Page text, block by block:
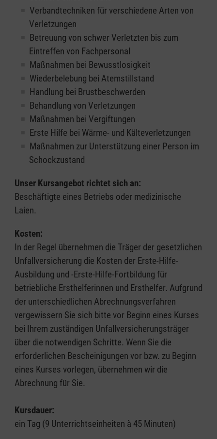
Verbandtechniken für verschiedene Arten von
Verletzungen
Betreuung von schwer Verletzten bis zum
Eintreffen von Fachpersonal
Maßnahmen bei Bewusstlosigkeit
Wiederbelebung bei Atemstillstand
Handlung bei Brustbeschwerden
Behandlung von Verletzungen
Maßnahmen bei Vergiftungen
Erste Hilfe bei Wärme- und Kälteverletzungen
Maßnahmen zur Unterstützung einer Person im
Schockzustand
Unser Kursangebot richtet sich an:
Beschäftigte eines Betriebs oder medizinische
Laien.
Kosten:
In der Regel übernehmen die Träger der gesetzlichen
Unfallversicherung die Kosten der Erste-Hilfe-
Ausbildung und -Erste-Hilfe-Fortbildung für
betriebliche Ersthelferinnen und Ersthelfer. Aufgrund
der unterschiedlichen Abrechnungsverfahren
vergewissern Sie sich bitte vor Beginn eines Kurses
bei Ihrem zuständigen Unfallversicherungsträger
über die notwendigen Schritte. Wenn Sie die
erforderlichen Bescheinigungen vor bzw. zu Beginn
eines Kurses vorlegen, übernehmen wir die
Abrechnung für Sie.
Kursdauer:
ein Tag (9 Unterrichtseinheiten à 45 Minuten)